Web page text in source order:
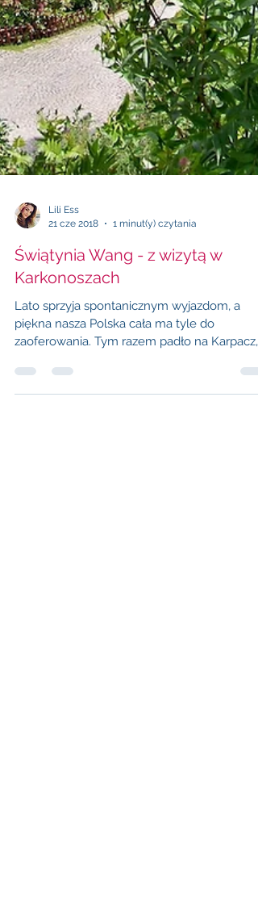
Lili Ess
21 cze 2018
1 minut(y) czytania
Karkonoszach
Lato sprzyja spontanicznym wyjazdom, a
zaoferowania. Tym razem padło na Karpacz,
dawno nie byliśmy w...